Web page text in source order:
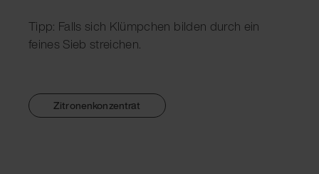
Tipp: Falls sich Klümpchen bilden durch ein
feines Sieb streichen.
Zitronenkonzentrat